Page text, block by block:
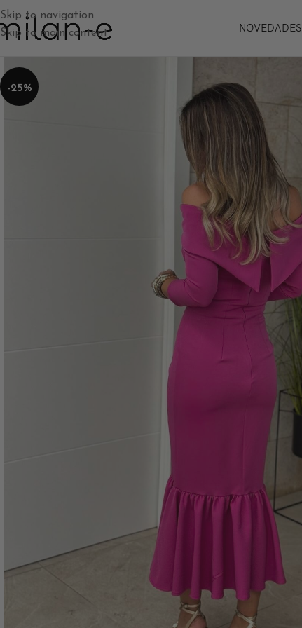
Skip to navigation
Skip to main content
NOVEDADES
-25%